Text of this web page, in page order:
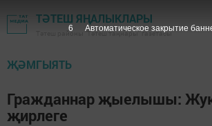
ТӘТЕШ ЯҢАЛЫКЛАРЫ
Тәтеш районы "Тәтеш таңнары" газетасы
ҖӘМГЫЯТЬ
Гражданнар җыелышы:
җирлеге
4 Автоматическое закрытие